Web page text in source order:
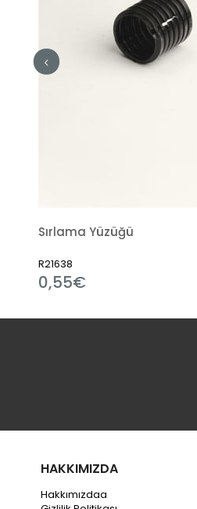
HAKKIMIZDA
Hakkımızdaa